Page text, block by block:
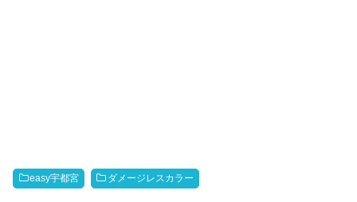
easy宇都宮 ダメージレスカラー